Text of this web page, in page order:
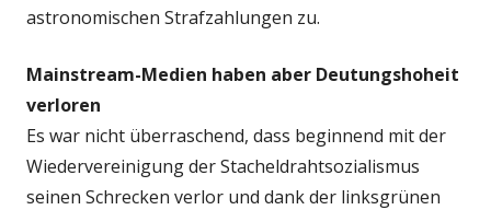
astronomischen Strafzahlungen zu.
Mainstream-Medien haben aber Deutungshoheit
verloren
Es war nicht überraschend, dass beginnend mit der
Wiedervereinigung der Stacheldrahtsozialismus
seinen Schrecken verlor und dank der linksgrünen